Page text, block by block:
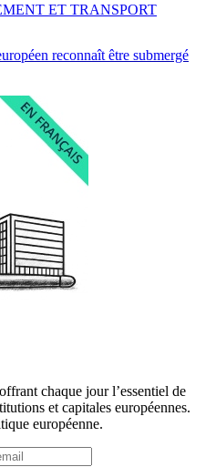
reconnaît être submergé
ET TRANSPORT
chaque jour l’essentiel de
et capitales européennes.
européenne.